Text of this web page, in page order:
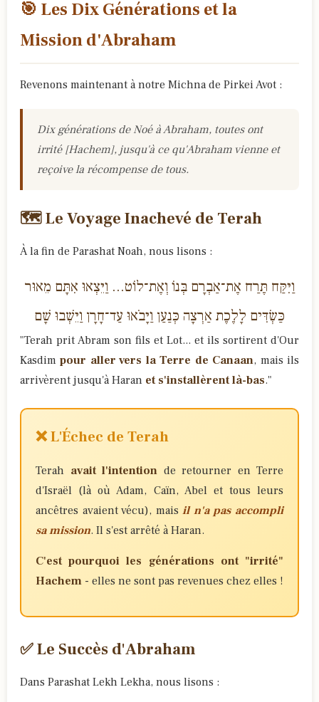
🎯 Les Dix Générations et la
Mission d'Abraham
Revenons maintenant à notre Michna de Pirkei Avot :
Dix générations de Noé à Abraham, toutes ont
irrité [Hachem], jusqu'à ce qu'Abraham vienne et
reçoive la récompense de tous.
🗺️ Le Voyage Inachevé de Terah
À la fin de Parashat Noah, nous lisons :
וַיִּקַּח תֶּרַח אֶת־אַבְרָם בְּנוֹ וְאֶת־לוֹט... וַיֵּצְאוּ אִתָּם מֵאוּר
כַּשְׂדִּים לָלֶכֶת אַרְצָה כְּנַעַן וַיָּבֹאוּ עַד־חָרָן וַיֵּשְׁבוּ שָׁם
"Terah prit Abram son fils et Lot... et ils sortirent d'Our
Kasdimpour aller vers la Terre de Canaan, mais ils
arrivèrent jusqu'à Haran et s'installèrent là-bas."
❌ L'Échec de Terah
Terah avait l'intention de retourner en Terre
d'Israël (là où Adam, Caïn, Abel et tous leurs
ancêtres avaient vécu), maisil n'a pas accompli
sa mission. Il s'est arrêté à Haran.
C'est pourquoi les générations ont "irrité"
Hachem - elles ne sont pas revenues chez elles !
✅ Le Succès d'Abraham
Dans Parashat Lekh Lekha, nous lisons :